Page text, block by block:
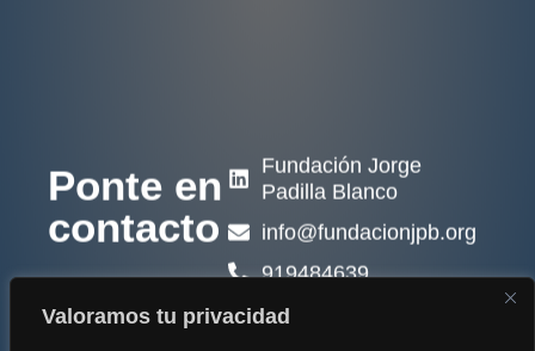
Valoramos tu privacidad
Ponte en
contacto
Fundación Jorge
Padilla Blanco
info@fundacionjpb.org
919484639
C/ Martín de Vargas n°